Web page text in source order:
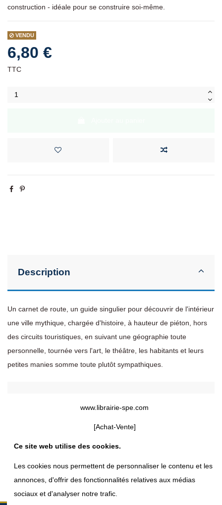
construction - idéale pour se construire soi-même.
VENDU
6,80 €
TTC
Description
Un carnet de route, un guide singulier pour découvrir de l'intérieur
une ville mythique, chargée d'histoire, à hauteur de piéton, hors
des circuits touristiques, en suivant une géographie toute
personnelle, tournée vers l'art, le théâtre, les habitants et leurs
petites manies somme toute plutôt sympathiques.
www.librairie-spe.com
[Achat-Vente]
Ce site web utilise des cookies.
Les cookies nous permettent de personnaliser le contenu et les
annonces, d'offrir des fonctionnalités relatives aux médias
sociaux et d'analyser notre trafic.